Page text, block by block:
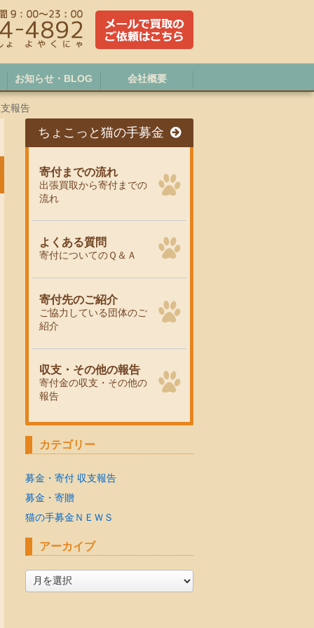
お知らせ・BLOG 会社概要
報告
ちょこっと猫の手募金
寄付までの流れ
出張買取から寄付までの
流れ
よくある質問
寄付についてのＱ＆Ａ
寄付先のご紹介
ご協力している団体のご
紹介
収支・その他の報告
寄付金の収支・その他の
報告
カテゴリー
募金・寄付 収支報告
募金・寄贈
猫の手募金ＮＥＷＳ
アーカイブ
ー